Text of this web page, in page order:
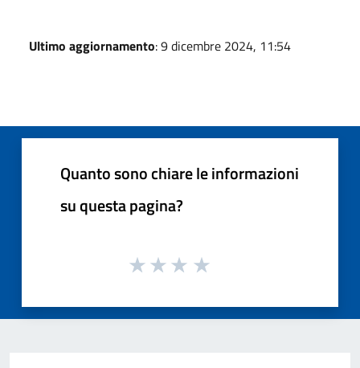
Ultimo aggiornamento: 9 dicembre 2024, 11:54
Quanto sono chiare le informazioni
su questa pagina?